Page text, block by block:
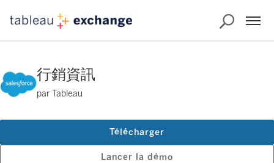
行銷資訊
par Tableau
Lancer la démo
Télécharger